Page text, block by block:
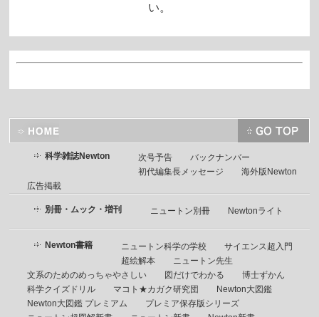
い。
科学雑誌Newton 次号予告
バックナンバー
初代編集長メッセージ
海外版Newton
広告掲載
別冊・ムック・増刊 ニュートン別冊 Newtonライト
Newton書籍 ニュートン科学の学校
サイエンス超入門
超絵解本
ニュートン先生
文系のためのめっちゃやさしい
図だけでわかる
博士ずかん
科学クイズドリル
マコト★カガク研究団
Newton大図鑑
Newton大図鑑 プレミアム
プレミア保存版シリーズ